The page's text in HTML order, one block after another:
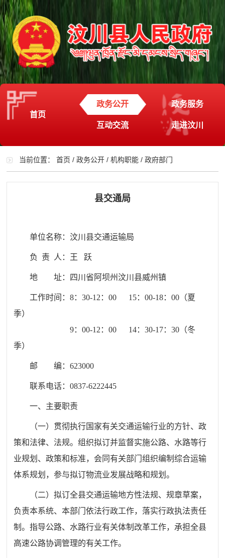
首页
政务公开 政务服务
互动交流 走进汶川
当前位置：首页 /政务公开 /机构职能 /政府部门
县交通局
单位名称： 汶川县交通运输局
负 责 人：王 跃
地 址： 四川省阿坝州汶川县威州镇
工作时间：8：30-12：00 15：00-18：00（夏
季）
9：00-12：00 14：30-17：30（冬
季）
邮 编：623000
联系电话：0837-6222445
一、主要职责
（一）贯彻执行国家有关交通运输行业的方针、政
策和法律、法规。组织拟订并监督实施公路、水路等行
业规划、政策和标准，会同有关部门组织编制综合运输
体系规划，参与拟订物流业发展战略和规划。
（二）拟订全县交通运输地方性法规、规章草案，
负责本系统、本部门依法行政工作，落实行政执法责任
制。指导公路、水路行业有关体制改革工作，承担全县
高速公路协调管理的有关工作。